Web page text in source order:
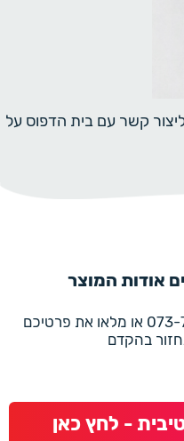
קשר עם בית הדפוס על
אודות המוצר
התקשרו אלינו למספר 073-7597187 או מלאו את פרטיכם
בהקדם
- לחץ כאן